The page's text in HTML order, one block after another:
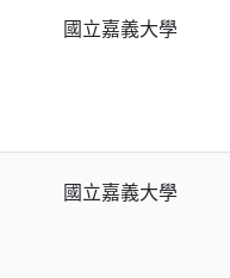
國立嘉義大學
國立嘉義大學